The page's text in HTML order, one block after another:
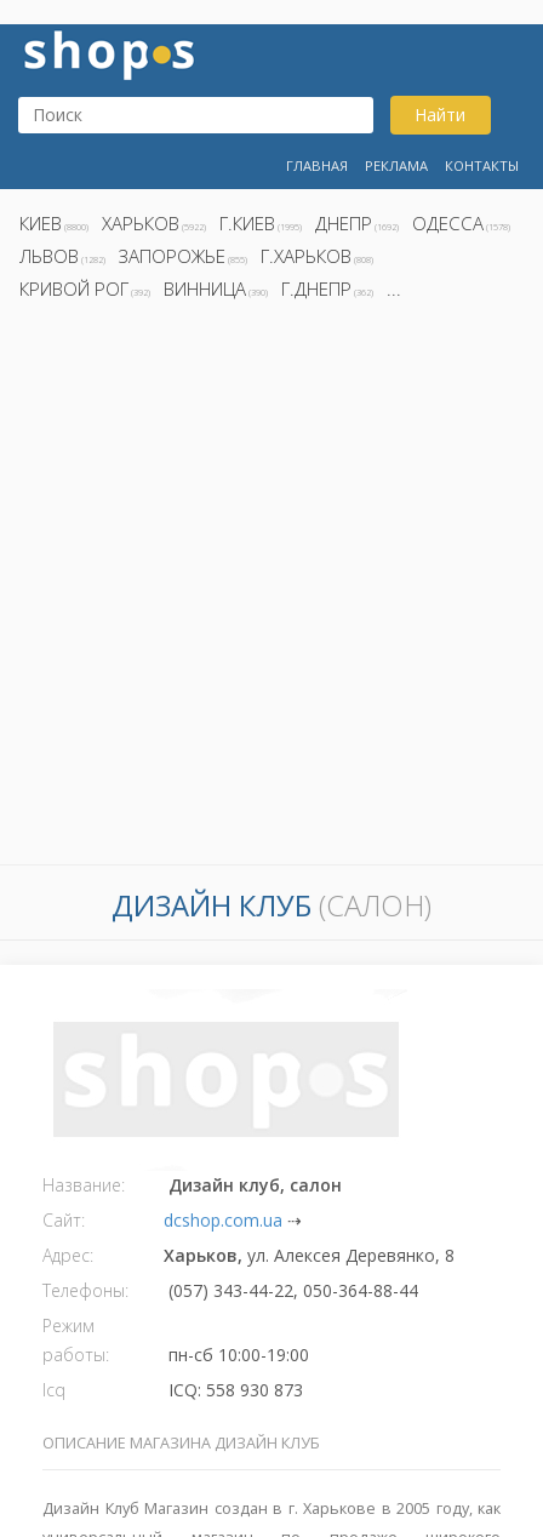
Найти
ГЛАВНАЯ РЕКЛАМА КОНТАКТЫ
КИЕВ (8800) ХАРЬКОВ (5922) Г.КИЕВ (1995) ДНЕПР (1692) ОДЕССА (1578)
ЛЬВОВ (1282) ЗАПОРОЖЬЕ (855) Г.ХАРЬКОВ (808)
КРИВОЙ РОГ (392) ВИННИЦА (390) Г.ДНЕПР (362) ...
ДИЗАЙН КЛУБ (САЛОН)
Название:
Дизайн клуб, салон
Сайт:
dcshop.com.ua ⇢
Адрес:
Харьков, ул. Алексея Деревянко, 8
Телефоны:
(057) 343-44-22, 050-364-88-44
Режим
работы:
пн-сб 10:00-19:00
Icq
ICQ: 558 930 873
ОПИСАНИЕ МАГАЗИНА ДИЗАЙН КЛУБ
Дизайн Клуб Магазин создан в г. Харькове в 2005 году, как